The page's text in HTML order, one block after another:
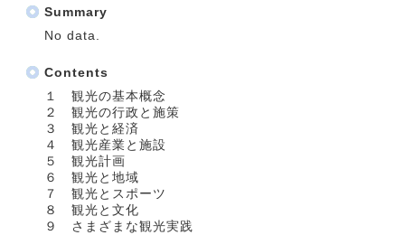
Summary
No data.
Contents
１ 観光の基本概念
２ 観光の行政と施策
３ 観光と経済
４ 観光産業と施設
５ 観光計画
６ 観光と地域
７ 観光とスポーツ
８ 観光と文化
９ さまざまな観光実践